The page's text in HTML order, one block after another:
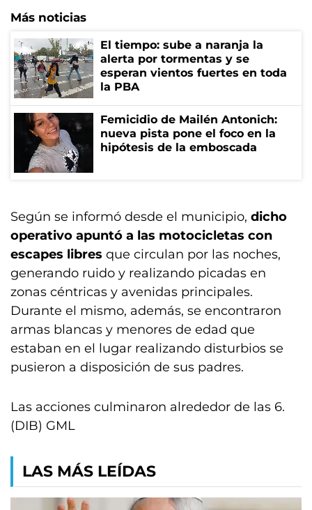
Más noticias
El tiempo: sube a naranja la
alerta por tormentas y se
esperan vientos fuertes en toda
la PBA
Femicidio de Mailén Antonich:
nueva pista pone el foco en la
hipótesis de la emboscada
Según se informó desde el municipio, dicho
operativo apuntó a las motocicletas con
escapes libres que circulan por las noches,
generando ruido y realizando picadas en
zonas céntricas y avenidas principales.
Durante el mismo, además, se encontraron
armas blancas y menores de edad que
estaban en el lugar realizando disturbios se
pusieron a disposición de sus padres.
Las acciones culminaron alrededor de las 6.
(DIB) GML
LAS MÁS LEÍDAS